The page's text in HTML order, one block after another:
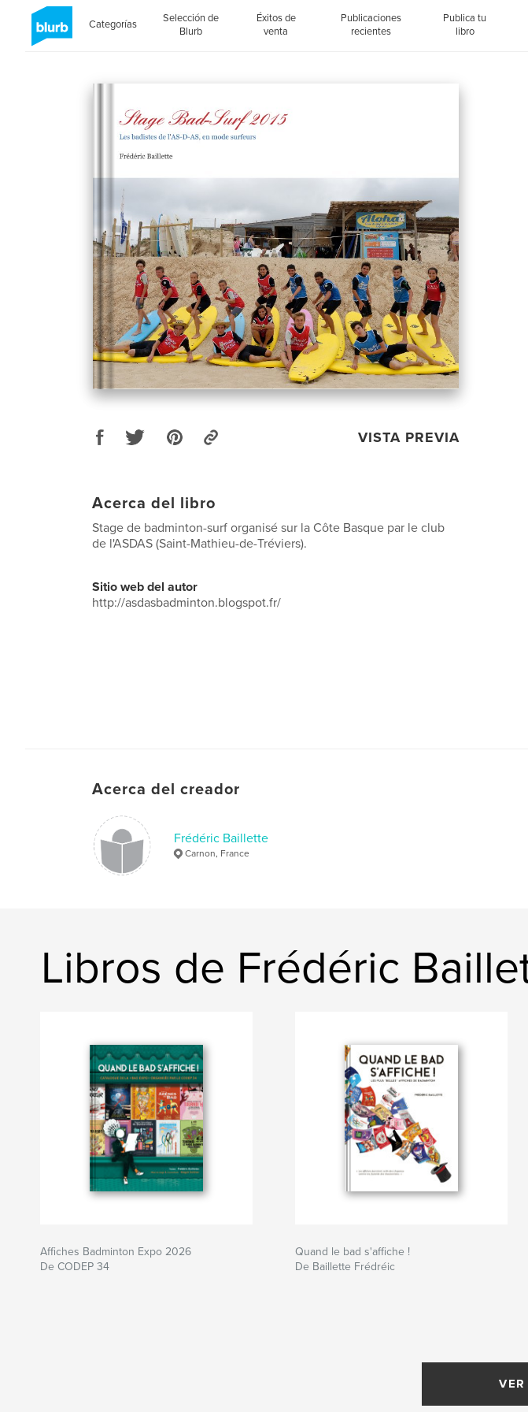
Categorías
Selección de
Blurb
Éxitos de
venta
Publicaciones
recientes
Publica tu
libro
VISTA PREVIA
Acerca del libro
Stage de badminton-surf organisé sur la Côte Basque par le club
de l'ASDAS (Saint-Mathieu-de-Tréviers).
Sitio web del autor
http://asdasbadminton.blogspot.fr/
Acerca del creador
Frédéric Baillette
Carnon, France
Libros de Frédéric
Affiches Badminton Expo 2026
De CODEP 34
Quand le bad s'affiche !
De Baillette Frédréic